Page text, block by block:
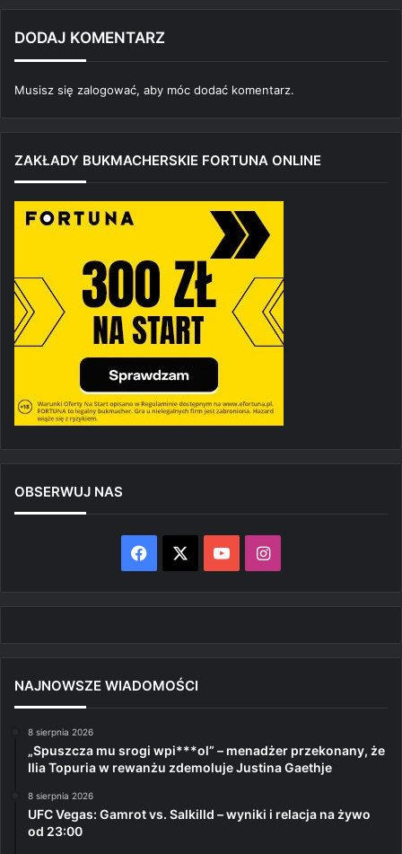
DODAJ KOMENTARZ
Musisz się zalogować, aby móc dodać komentarz.
ZAKŁADY BUKMACHERSKIE FORTUNA ONLINE
OBSERWUJ NAS
Facebook YouTubeInstagram
NAJNOWSZE WIADOMOŚCI
8 sierpnia 2026
„Spuszcza mu srogi wpi***ol” – menadżer przekonany, że
Ilia Topuria w rewanżu zdemoluje Justina Gaethje
8 sierpnia 2026
UFC Vegas: Gamrot vs. Salkilld – wyniki i relacja na żywo
od 23:00